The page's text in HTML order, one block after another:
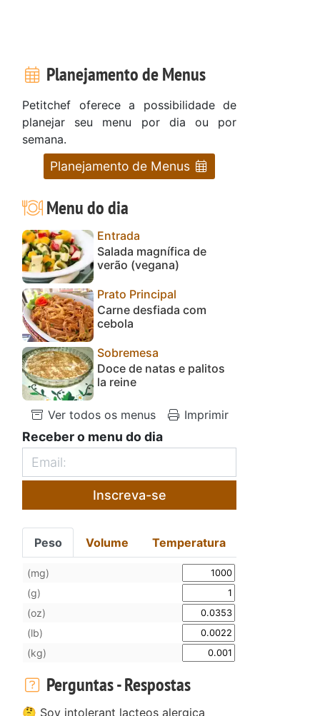
Planejamento de Menus
Petitchef oferece a possibilidade de
planejar seu menu por dia ou por
semana.
Planejamento de Menus
Menu do dia
Entrada
Salada magnífica de
verão (vegana)
Prato Principal
Carne desfiada com
cebola
Sobremesa
Doce de natas e palitos
la reine
Ver todos os menus Imprimir
Receber o menu do dia
Inscreva-se
Peso Volume Temperatura
(mg)
(g)
(oz)
(lb)
(kg)
Perguntas - Respostas
🤔 Soy intolerant lacteos alergica